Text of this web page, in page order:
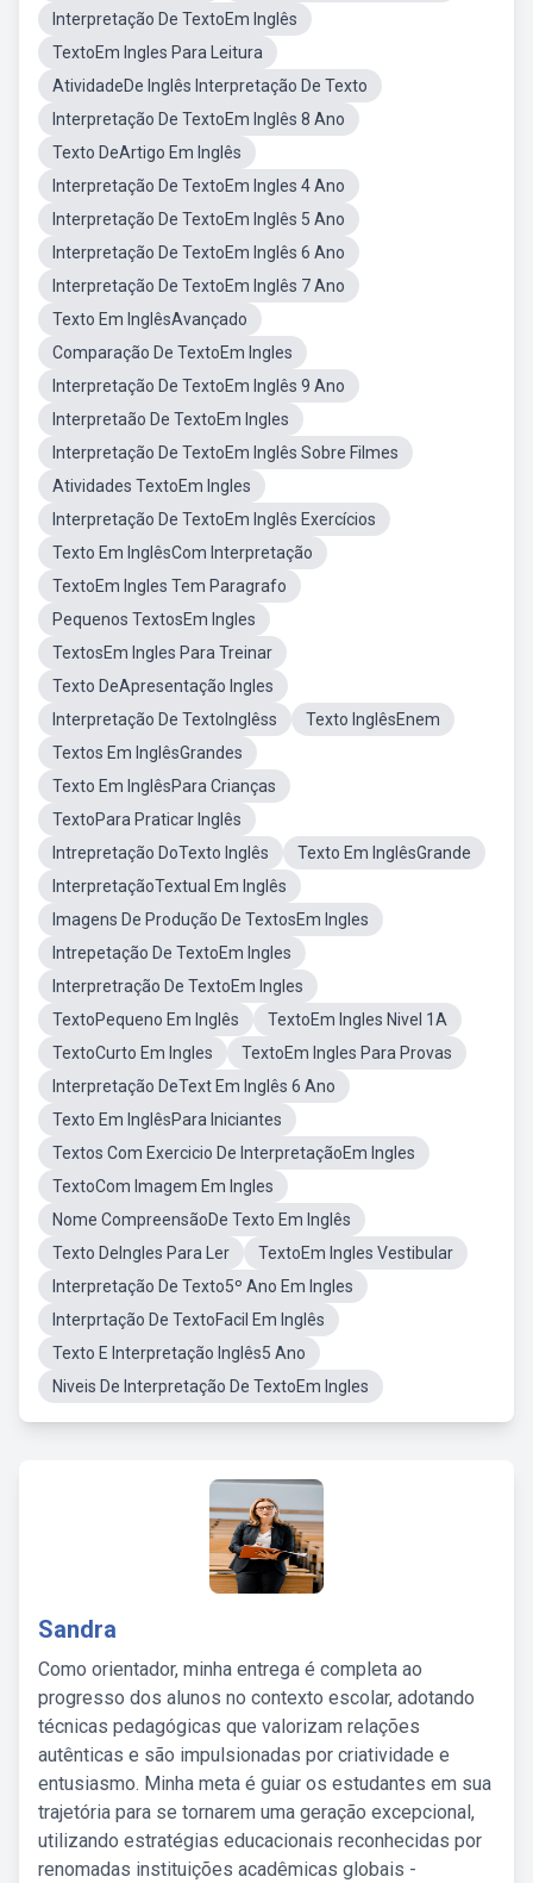
Interpretação De TextoEm Inglês
TextoEm Ingles Para Leitura
AtividadeDe Inglês Interpretação De Texto
Interpretação De TextoEm Inglês 8 Ano
Texto DeArtigo Em Inglês
Interpretação De TextoEm Ingles 4 Ano
Interpretação De TextoEm Inglês 5 Ano
Interpretação De TextoEm Inglês 6 Ano
Interpretação De TextoEm Inglês 7 Ano
Texto Em InglêsAvançado
Comparação De TextoEm Ingles
Interpretação De TextoEm Inglês 9 Ano
Interpretaão De TextoEm Ingles
Interpretação De TextoEm Inglês Sobre Filmes
Atividades TextoEm Ingles
Interpretação De TextoEm Inglês Exercícios
Texto Em InglêsCom Interpretação
TextoEm Ingles Tem Paragrafo
Pequenos TextosEm Ingles
TextosEm Ingles Para Treinar
Texto DeApresentação Ingles
Interpretação De TextoInglêss
Texto InglêsEnem
Textos Em InglêsGrandes
Texto Em InglêsPara Crianças
TextoPara Praticar Inglês
Intrepretação DoTexto Inglês
Texto Em InglêsGrande
InterpretaçãoTextual Em Inglês
Imagens De Produção De TextosEm Ingles
Intrepetação De TextoEm Ingles
Interpretração De TextoEm Ingles
TextoPequeno Em Inglês
TextoEm Ingles Nivel 1A
TextoCurto Em Ingles
TextoEm Ingles Para Provas
Interpretação DeText Em Inglês 6 Ano
Texto Em InglêsPara Iniciantes
Textos Com Exercicio De InterpretaçãoEm Ingles
TextoCom Imagem Em Ingles
Nome CompreensãoDe Texto Em Inglês
Texto DeIngles Para Ler
TextoEm Ingles Vestibular
Interpretação De Texto5º Ano Em Ingles
Interprtação De TextoFacil Em Inglês
Texto E Interpretação Inglês5 Ano
Niveis De Interpretação De TextoEm Ingles
Sandra
Como orientador, minha entrega é completa ao
progresso dos alunos no contexto escolar, adotando
técnicas pedagógicas que valorizam relações
autênticas e são impulsionadas por criatividade e
entusiasmo. Minha meta é guiar os estudantes em sua
trajetória para se tornarem uma geração excepcional,
utilizando estratégias educacionais reconhecidas por
renomadas instituições acadêmicas globais -